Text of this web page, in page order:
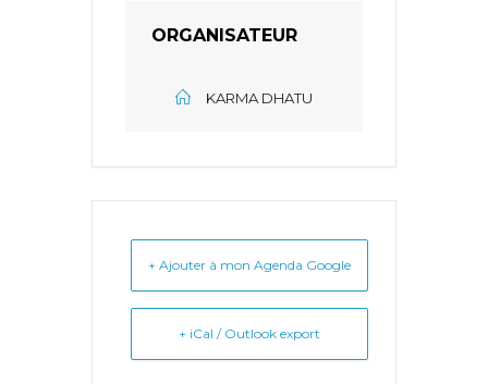
ORGANISATEUR
KARMA DHATU
+ Ajouter à mon Agenda Google
+ iCal / Outlook export